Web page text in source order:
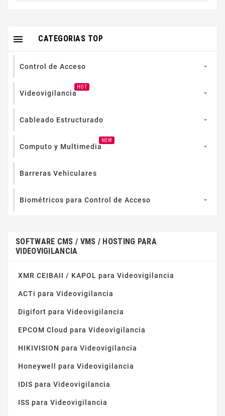
CATEGORIAS TOP

Control de Acceso 
Videovigilancia
HOT

Cableado Estructurado 
Computo y Multimedia
NEW

Barreras Vehiculares
Biométricos para Control de Acceso 
SOFTWARE CMS / VMS / HOSTING PARA
VIDEOVIGILANCIA
XMR CEIBAII / KAPOL para Videovigilancia
ACTi para Videovigilancia
Digifort para Videovigilancia
EPCOM Cloud para Videovigilancia
HIKIVISION para Videovigilancia
Honeywell para Videovigilancia
IDIS para Videovigilancia
ISS para Videovigilancia